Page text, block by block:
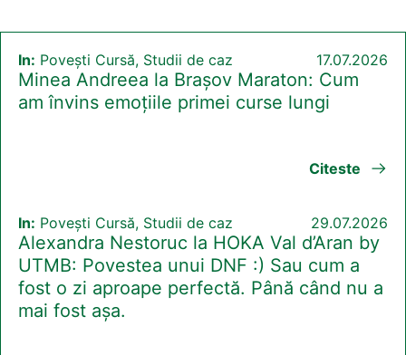
In: Povești Cursă, Studii de caz 17.07.2026
Minea Andreea la Brașov Maraton: Cum
am învins emoțiile primei curse lungi
Citeste
In: Povești Cursă, Studii de caz 29.07.2026
Alexandra Nestoruc la HOKA Val d’Aran by
UTMB: Povestea unui DNF :) Sau cum a
fost o zi aproape perfectă. Până când nu a
mai fost așa.